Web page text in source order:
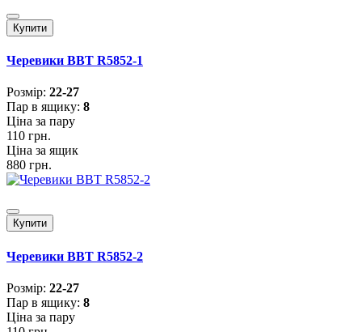
Купити
Черевики BBT R5852-1
Розмiр: 22-27
Пар в ящику: 8
Ціна за пару
110 грн.
Ціна за ящик
880 грн.
Купити
Черевики BBT R5852-2
Розмiр: 22-27
Пар в ящику: 8
Ціна за пару